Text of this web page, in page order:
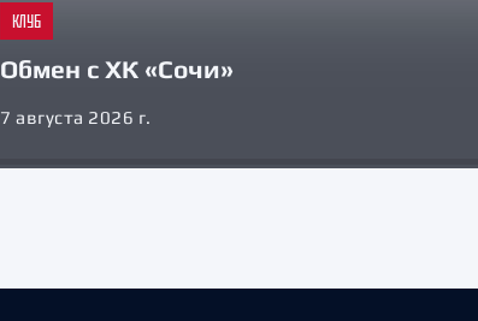
КЛУБ
Обмен с ХК «Сочи»
7 августа 2026 г.